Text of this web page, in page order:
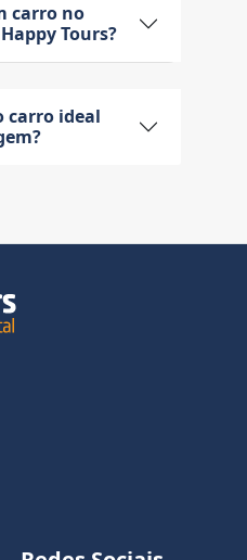
carro no
Tours?
carro ideal